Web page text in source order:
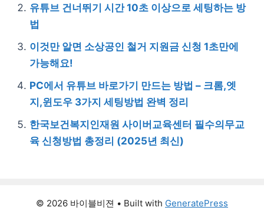
유튜브 건너뛰기 시간 10초 이상으로 세팅하는 방
법
이것만 알면 소상공인 철거 지원금 신청 1초만에
가능해요!
PC에서 유튜브 바로가기 만드는 방법 – 크롬,엣
지,윈도우 3가지 세팅방법 완벽 정리
한국보건복지인재원 사이버교육센터 필수의무교
육 신청방법 총정리 (2025년 최신)
© 2026 바이블비젼 • Built with GeneratePress